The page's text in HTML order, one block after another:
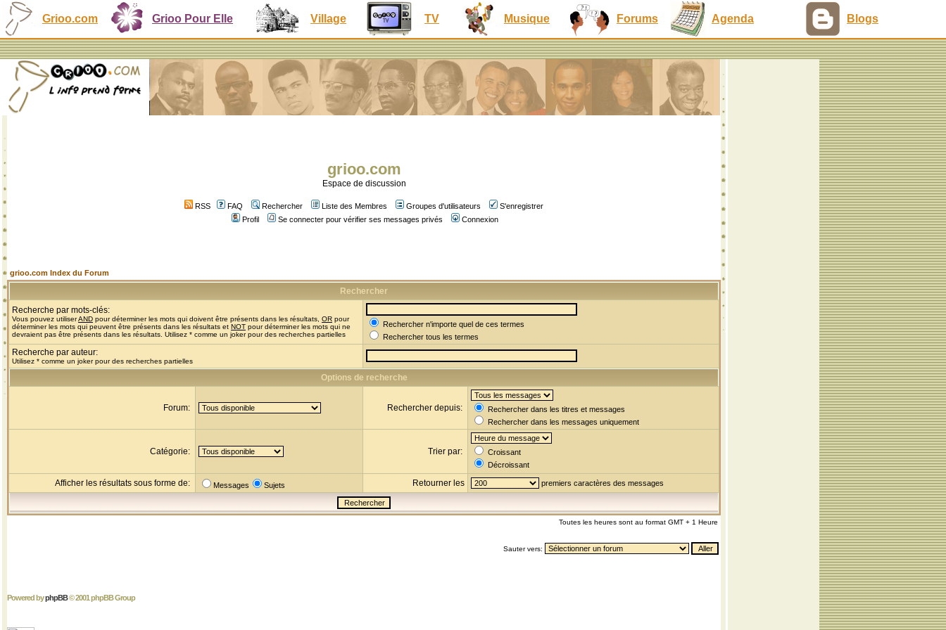
Grioo.com Grioo Pour Elle Village TV Musique Forums Agenda Blogs
grioo.com
Espace de discussion
RSS FAQ Rechercher Liste des Membres Groupes d'utilisateurs
S'enregistrer
Profil
Se connecter pour vérifier ses messages privés Connexion
grioo.com Index du Forum
Rechercher
Recherche par mots-clés:
Vous pouvez utiliserAND pour déterminer les mots qui doivent être présents dans les résultats, OR pour
déterminer les mots qui peuvent être présents dans les résultats et NOT pour déterminer les mots qui ne
devraient pas être présents dans les résultats. Utilisez * comme un joker pour des recherches partielles
Rechercher n'importe quel de ces termes
Rechercher tous les termes
Recherche par auteur:
Utilisez * comme un joker pour des recherches partielles
Options de recherche
Forum: Rechercher depuis:
Rechercher dans les titres et messages
Rechercher dans les messages uniquement
Catégorie: Trier par:
Croissant
Décroissant
Afficher les résultats sous forme de: Messages Sujets Retourner les premiers caractères des messages
Toutes les heures sont au format GMT + 1 Heure
Sauter vers:
Powered byphpBB© 2001 phpBB Group